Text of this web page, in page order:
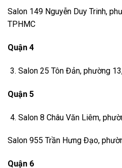
Salon 149 Nguyễn Duy Trinh,
TPHMC
Quận 4
Salon 25 Tôn Đản, phường
Quận 5
Salon 8 Châu Văn Liêm,
Salon 955 Trần Hưng Đạo,
Quận 6